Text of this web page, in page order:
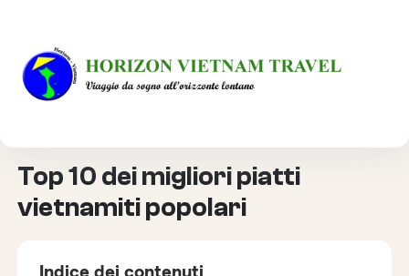
HOME
CULTURA
Top 10 dei migliori piatti
vietnamiti popolari